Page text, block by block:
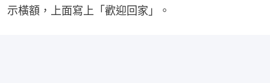
示橫額，上面寫上「歡迎回家」。